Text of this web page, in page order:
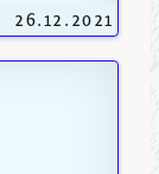
26.12.2021